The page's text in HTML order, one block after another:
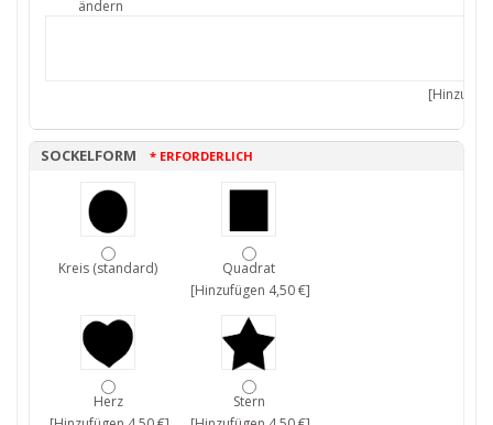
ändern
SOCKELFORM * ERFORDERLICH
Kreis (standard)
Quadrat
[Hinzufügen 4,50 €]
Herz
Stern